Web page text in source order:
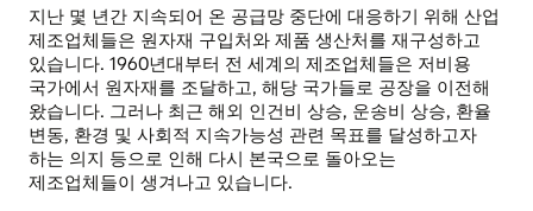
지난 몇 년간 지속되어 온 공급망 중단에 대응하기 위해 산업
제조업체들은 원자재 구입처와 제품 생산처를 재구성하고
있습니다. 1960년대부터 전 세계의 제조업체들은 저비용
국가에서 원자재를 조달하고, 해당 국가들로 공장을 이전해
왔습니다. 그러나 최근 해외 인건비 상승, 운송비 상승, 환율
변동, 환경 및 사회적 지속가능성 관련 목표를 달성하고자
하는 의지 등으로 인해 다시 본국으로 돌아오는
제조업체들이 생겨나고 있습니다.